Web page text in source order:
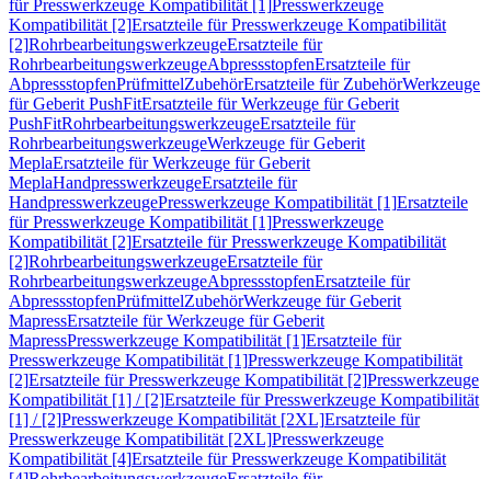
für Presswerkzeuge Kompatibilität [1]Presswerkzeuge
Kompatibilität [2]Ersatzteile für Presswerkzeuge Kompatibilität
[2]RohrbearbeitungswerkzeugeErsatzteile für
RohrbearbeitungswerkzeugeAbpressstopfenErsatzteile für
AbpressstopfenPrüfmittelZubehörErsatzteile für ZubehörWerkzeuge
für Geberit PushFitErsatzteile für Werkzeuge für Geberit
PushFitRohrbearbeitungswerkzeugeErsatzteile für
RohrbearbeitungswerkzeugeWerkzeuge für Geberit
MeplaErsatzteile für Werkzeuge für Geberit
MeplaHandpresswerkzeugeErsatzteile für
HandpresswerkzeugePresswerkzeuge Kompatibilität [1]Ersatzteile
für Presswerkzeuge Kompatibilität [1]Presswerkzeuge
Kompatibilität [2]Ersatzteile für Presswerkzeuge Kompatibilität
[2]RohrbearbeitungswerkzeugeErsatzteile für
RohrbearbeitungswerkzeugeAbpressstopfenErsatzteile für
AbpressstopfenPrüfmittelZubehörWerkzeuge für Geberit
MapressErsatzteile für Werkzeuge für Geberit
MapressPresswerkzeuge Kompatibilität [1]Ersatzteile für
Presswerkzeuge Kompatibilität [1]Presswerkzeuge Kompatibilität
[2]Ersatzteile für Presswerkzeuge Kompatibilität [2]Presswerkzeuge
Kompatibilität [1] / [2]Ersatzteile für Presswerkzeuge Kompatibilität
[1] / [2]Presswerkzeuge Kompatibilität [2XL]Ersatzteile für
Presswerkzeuge Kompatibilität [2XL]Presswerkzeuge
Kompatibilität [4]Ersatzteile für Presswerkzeuge Kompatibilität